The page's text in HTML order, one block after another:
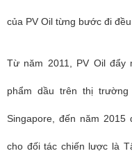
của PV Oil từng bước đi
Từ năm 2011, PV Oil đẩy
phẩm dầu trên thị
Singapore, đến năm
cho đối tác chiến lược là